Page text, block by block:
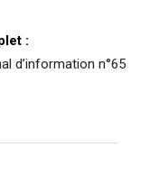
:
d’information n°65